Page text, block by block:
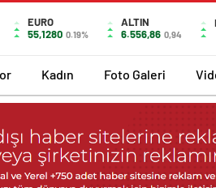
EURO
55,1280 0.19%
ALTIN
6.556,86 0,94
Kadın Foto Galeri